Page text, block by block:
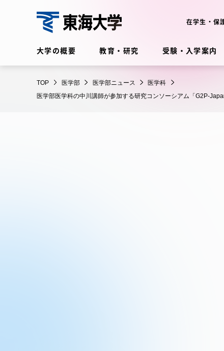
学
部
大学の概要 教育・研究 受験・入学案内
在学生・保
TOP 医学部 医学部ニュース
医学科
医学部医学科の中川講師が参加する研究コンソーシアム「G2P-
在学生・保護者向けポータル
（TIPS）